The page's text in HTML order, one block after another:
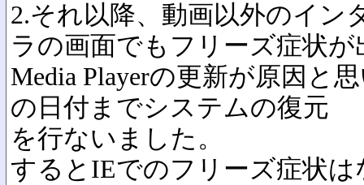
2.それ以降、動画以外のイン
ラの画面でもフリーズ症状
Media Playerの更新が原因と
の日付までシステムの復元
を行ないました。
するとIEでのフリーズ症状